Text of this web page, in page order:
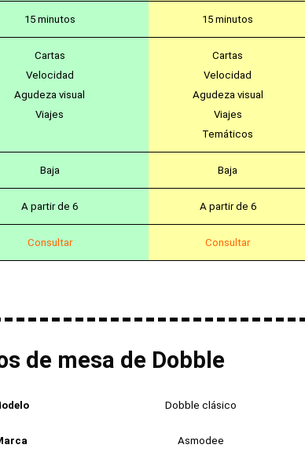
15 minutos 15 minutos
Cartas
Velocidad
Agudeza visual
Viajes
Cartas
Velocidad
Agudeza visual
Viajes
Temáticos
Baja Baja
A partir de 6 A partir de 6
Consultar Consultar
de mesa de Dobble
Dobble clásico
Asmodee